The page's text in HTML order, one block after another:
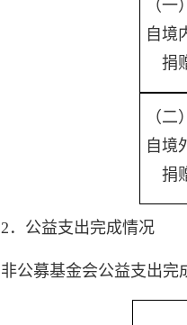
（一
自境
捐
（二
自境
捐
2．公益支出完成情况
非公募基金会公益支出